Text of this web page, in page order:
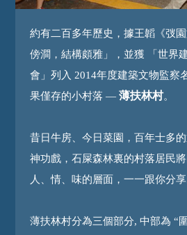
約有二百多年歷史，據王韜《弢
傍澗，結構頗雅」，並獲 「世界
會」列入 2014年度建築文物監察
果僅存的小村落 — 薄扶林村。
昔日牛房、今日菜園，百年士多
神功戲，石屎森林裏的村落居民將
人、情、味的層面，一一跟你分享
薄扶林村分為三個部分, 中部為 “